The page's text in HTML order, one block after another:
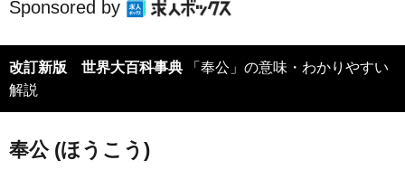
Sponsored by
改訂新版 世界大百科事典
解説
奉公 (ほうこう)